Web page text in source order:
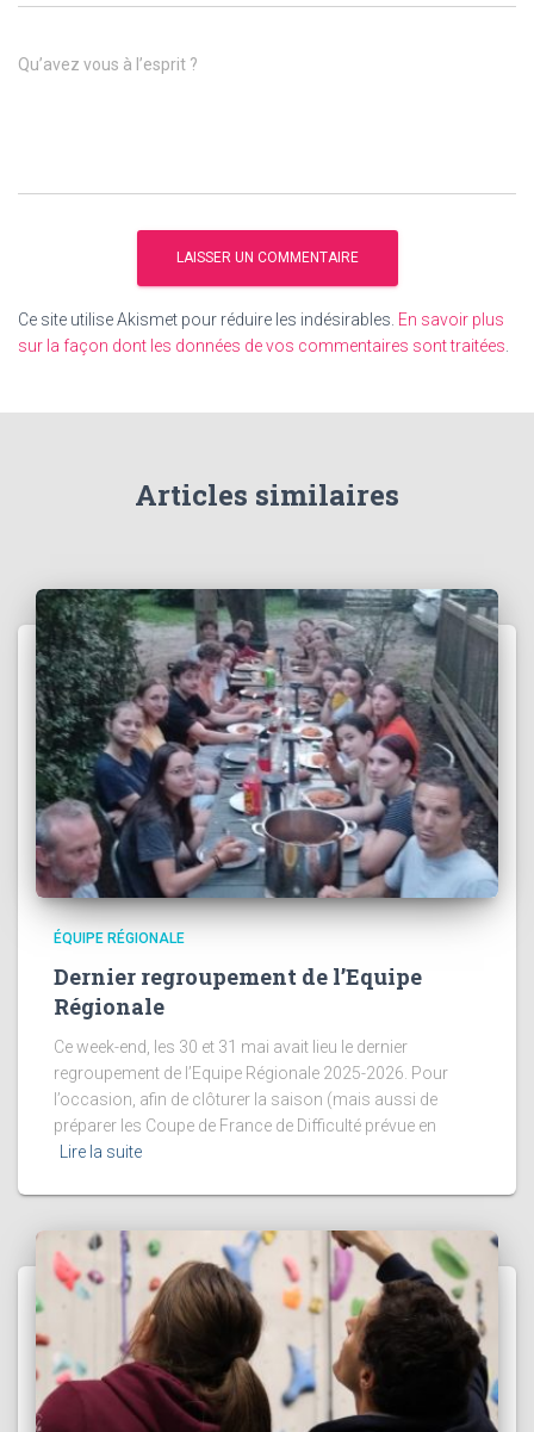
Qu’avez vous à l’esprit ?
Ce site utilise Akismet pour réduire les indésirables. En savoir plus
sur la façon dont les données de vos commentaires sont traitées
Articles similaires
ÉQUIPE RÉGIONALE
Dernier regroupement de l’Equipe
Régionale
Ce week-end, les 30 et 31 mai avait lieu le dernier
regroupement de l’Equipe Régionale 2025-2026. Pour
l’occasion, afin de clôturer la saison (mais aussi de
préparer les Coupe de France de Difficulté prévue en
Lire la suite